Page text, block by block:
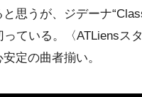
思うが、
ジデーナ
ている。〈ATLiensス
定の曲者揃い。